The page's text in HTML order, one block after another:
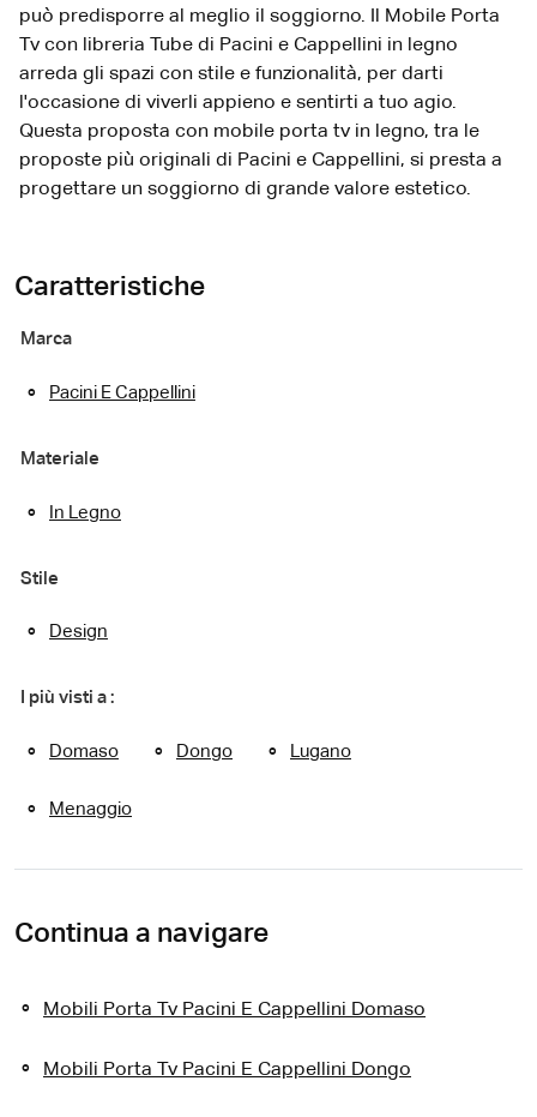
può predisporre al meglio il soggiorno. Il Mobile Porta
Tv con libreria Tube di Pacini e Cappellini in legno
arreda gli spazi con stile e funzionalità, per darti
l'occasione di viverli appieno e sentirti a tuo agio.
Questa proposta con mobile porta tv in legno, tra le
proposte più originali di Pacini e Cappellini, si presta a
progettare un soggiorno di grande valore estetico.
Caratteristiche
Marca
Pacini E Cappellini
Materiale
In Legno
Stile
Design
I più visti a :
Domaso Dongo Lugano
Menaggio
Continua a navigare
Mobili Porta Tv Pacini E Cappellini Domaso
Mobili Porta Tv Pacini E Cappellini Dongo